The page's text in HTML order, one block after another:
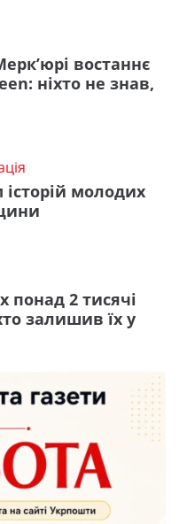
востаннє
ніхто не знав,
історій молодих
понад 2 тисячі
залишив їх у